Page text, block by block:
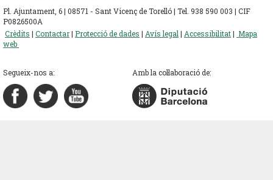
Pl. Ajuntament, 6 | 08571 - Sant Vicenç de Torelló | Tel. 938 590 003 | CIF
P0826500A
Crèdits | Contactar| Protecció de dades | Avís legal | Accessibilitat| Mapa
web
Segueix-nos a: Amb la col·laboració de: